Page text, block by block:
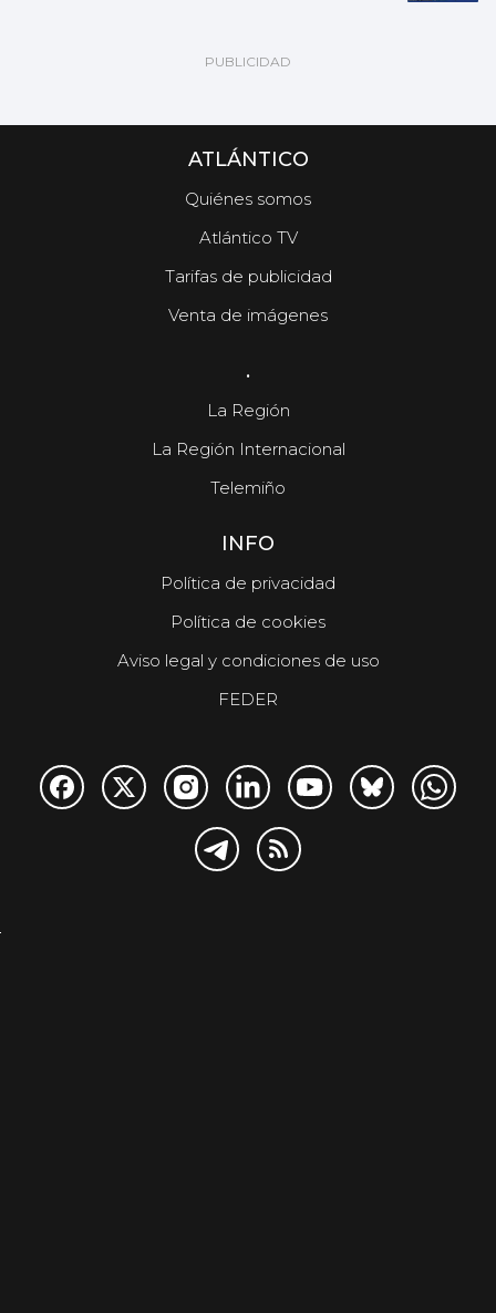
ATLÁNTICO
Quiénes somos
Atlántico TV
Tarifas de publicidad
Venta de imágenes
.
La Región
La Región Internacional
Telemiño
INFO
Política de privacidad
Política de cookies
Aviso legal y condiciones de uso
FEDER